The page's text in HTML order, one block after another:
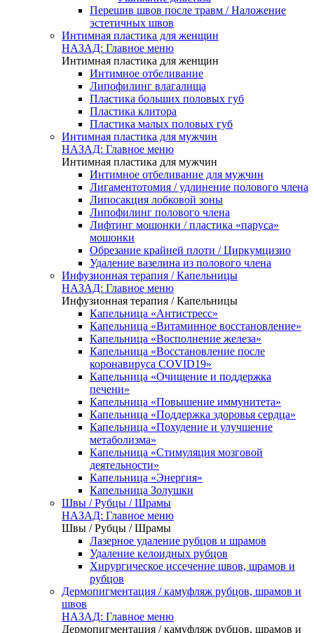
Перешив швов после травм / Наложение
эстетичных швов
Интимная пластика для женщин
НАЗАД: Главное меню
Интимная пластика для женщин
Интимное отбеливание
Липофилинг влагалища
Пластика больших половых губ
Пластика клитора
Пластика малых половых губ
Интимная пластика для мужчин
НАЗАД: Главное меню
Интимная пластика для мужчин
Интимное отбеливание для мужчин
Лигаментотомия / удлинение полового члена
Липосакция лобковой зоны
Липофилинг полового члена
Лифтинг мошонки / пластика «паруса»
мошонки
Обрезание крайней плоти / Циркумцизио
Удаление вазелина из полового члена
Инфузионная терапия / Капельницы
НАЗАД: Главное меню
Инфузионная терапия / Капельницы
Капельница «Антистресс»
Капельница «Витаминное восстановление»
Капельница «Восполнение железа»
Капельница «Восстановление после
коронавируса COVID19»
Капельница «Очищение и поддержка
печени»
Капельница «Повышение иммунитета»
Капельница «Поддержка здоровья сердца»
Капельница «Похудение и улучшение
метаболизма»
Капельница «Стимуляция мозговой
деятельности»
Капельница «Энергия»
Капельница Золушки
Швы / Рубцы / Шрамы
НАЗАД: Главное меню
Швы / Рубцы / Шрамы
Лазерное удаление рубцов и шрамов
Удаление келоидных рубцов
Хирургическое иссечение швов, шрамов и
рубцов
Дермопигментация / камуфляж рубцов, шрамов и
швов
НАЗАД: Главное меню
Дермопигментация / камуфляж рубцов, шрамов и